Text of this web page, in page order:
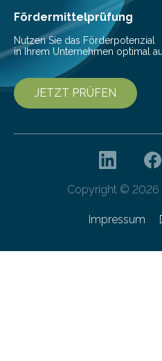
Fördermittelprüfung
Nutzen Sie das Förderpotenzial
in Ihrem Unternehmen optimal
JETZT PRÜFEN
Copyright © 2026
Impressum